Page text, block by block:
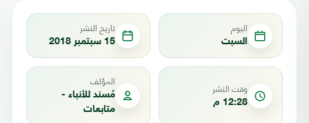
اليوم
السبت
تاريخ النشر
15 سبتمبر 2018
وقت النشر
12:28 م
المؤلف
مُسند للأنباء -
متابعات